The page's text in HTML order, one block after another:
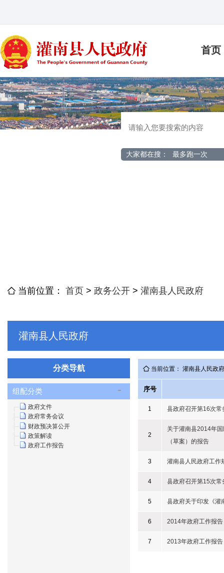
首页
大家都在搜： 最多跑一次
当前位置： 首页 > 政务公开 > 灌南县人民政府
灌南县人民政府
分类导航
组配分类
政府文件
政府常务会议
财政预决算公开
政策解读
政府工作报告
当前位置： 灌南县人民政府
序号
1 县政府召开第16次常
2
关于灌南县2014年
（草案）的报告
3 灌南县人民政府工作
4 县政府召开第15次常
5 县政府关于印发《灌
6 2014年政府工作报告
7 2013年政府工作报告